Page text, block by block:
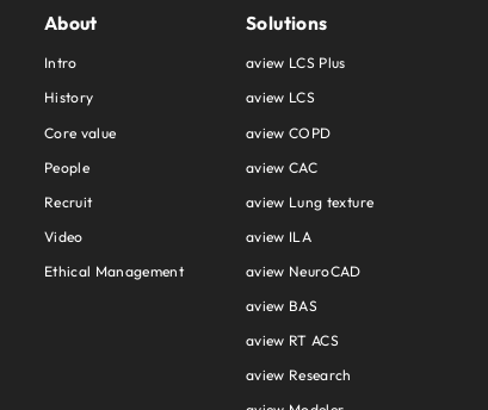
About
Intro
History
Core value
People
Recruit
Video
Ethical Management
Solutions
aview LCS Plus
aview LCS
aview COPD
aview CAC
aview Lung texture
aview ILA
aview NeuroCAD
aview BAS
aview RT ACS
aview Research